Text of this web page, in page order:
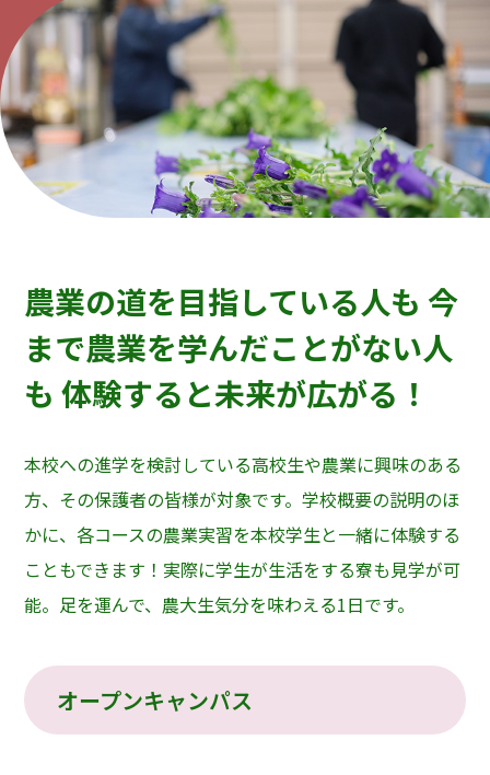
農業の道を目指している人も 今
まで農業を学んだことがない人
も 体験すると未来が広がる！
本校への進学を検討している高校生や農業に興味のある
方、その保護者の皆様が対象です。学校概要の説明のほ
かに、各コースの農業実習を本校学生と一緒に体験する
こともできます！実際に学生が生活をする寮も見学が可
能。足を運んで、農大生気分を味わえる1日です。
オープンキャンパス